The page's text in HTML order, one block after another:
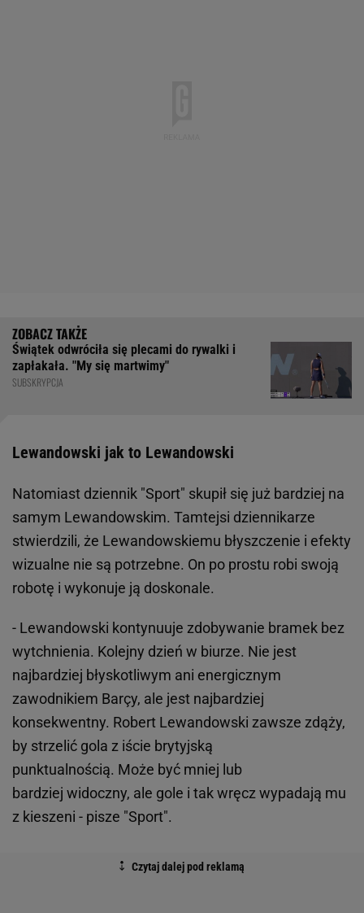
Świątek odwróciła się plecami do rywalki i
zapłakała. "My się martwimy"
SUBSKRYPCJA
Lewandowski jak to Lewandowski
Natomiast dziennik "Sport" skupił się już bardziej na
samym Lewandowskim. Tamtejsi dziennikarze
stwierdzili, że Lewandowskiemu błyszczenie i efekty
wizualne nie są potrzebne. On po prostu robi swoją
robotę i wykonuje ją doskonale.
- Lewandowski kontynuuje zdobywanie bramek bez
wytchnienia. Kolejny dzień w biurze. Nie jest
najbardziej błyskotliwym ani energicznym
zawodnikiem Barçy, ale jest najbardziej
konsekwentny. Robert Lewandowski zawsze zdąży,
by strzelić gola z iście brytyjską
punktualnością. Może być mniej lub
bardziej widoczny, ale gole i tak wręcz wypadają mu
z kieszeni - pisze "Sport".